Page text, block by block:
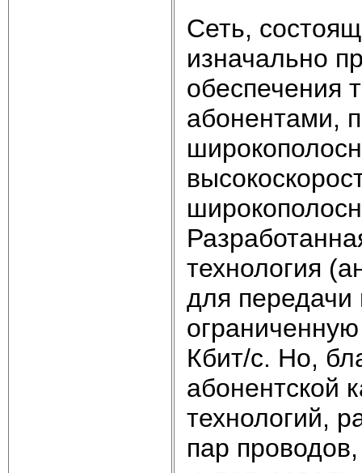
Сеть,
изначально
обеспечения
абонентами,
технология
для
Кбит/с. Но,
абонентской
технологий,
пар